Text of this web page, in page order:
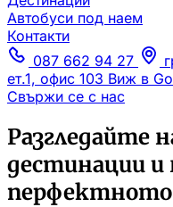
Автобуси под наем
Контакти
087 662 94 27
ет.1, офис 103 Виж в
Свържи се с нас
Разгледайте
дестинации
перфектното